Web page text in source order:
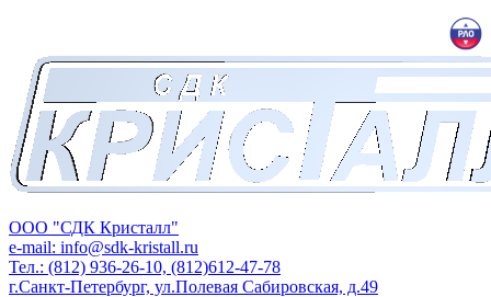
ООО "СДК Кристалл"
e-mail: info@sdk-kristall.ru
Тел.: (812) 936-26-10, (812)612-47-78
г.Санкт-Петербург, ул.Полевая Сабировская, д.49